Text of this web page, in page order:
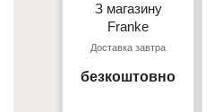
З магазину
Franke
Доставка завтра
безкоштовно
З магазину
Franke
Київ, пр. С. Бандери 23, ТЦ